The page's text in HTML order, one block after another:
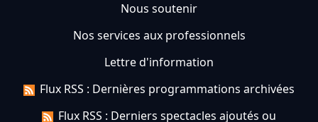
Nous soutenir
Nos services aux professionnels
Lettre d'information
Flux RSS : Dernières programmations archivées
Flux RSS : Derniers spectacles ajoutés ou